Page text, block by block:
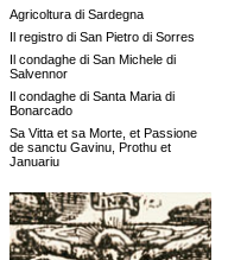
Agricoltura di Sardegna
Il registro di San Pietro di Sorres
Il condaghe di San Michele di
Salvennor
Il condaghe di Santa Maria di
Bonarcado
Sa Vitta et sa Morte, et Passione
de sanctu Gavinu, Prothu et
Januariu